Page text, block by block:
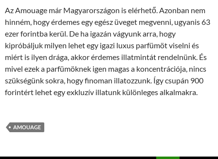
Az Amouage már Magyarországon is elérhető. Azonban nem
hinném, hogy érdemes egy egész üveget megvenni, ugyanis 63
ezer forintba kerül. De ha igazán vágyunk arra, hogy
kipróbáljuk milyen lehet egy igazi luxus parfümöt viselni és
miért is ilyen drága, akkor érdemes illatmintát rendelnünk. És
mivel ezek a parfümöknek igen magas a koncentrációja, nincs
szükségünk sokra, hogy finoman illatozzunk. Így csupán 900
forintért lehet egy exkluzív illatunk különleges alkalmakra.
AMOUAGE